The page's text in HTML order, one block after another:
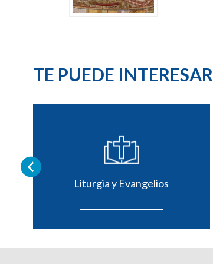
TE PUEDE INTERESAR
Liturgia y Evangelios